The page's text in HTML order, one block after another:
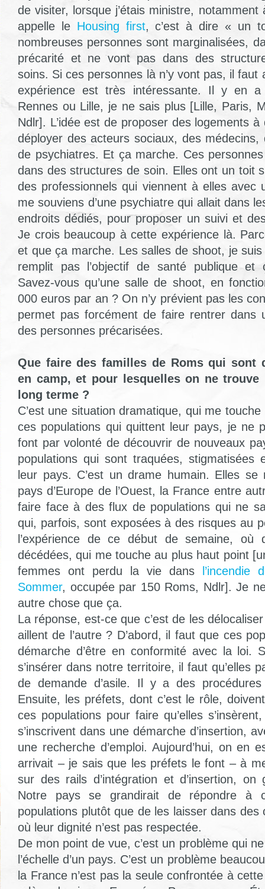
de visiter, lorsque j’étais ministre, notamment
appelle le Housing first, c’est à dire « un
nombreuses personnes sont marginalisées,
précarité et ne vont pas dans des
soins. Si ces personnes là n’y vont pas, il faut
expérience est très intéressante. Il y en
Rennes ou Lille, je ne sais plus [Lille, Paris,
Ndlr]. L’idée est de proposer des logements
déployer des acteurs sociaux, des médecins,
de psychiatres. Et ça marche. Ces
dans des structures de soin. Elles ont un toit
des professionnels qui viennent à elles avec
me souviens d’une psychiatre qui allait dans
endroits dédiés, pour proposer un suivi et
Je crois beaucoup à cette expérience là.
et que ça marche. Les salles de shoot, je
remplit pas l’objectif de santé publique
Savez-vous qu’une salle de shoot, en
000 euros par an ? On n’y prévient pas les
permet pas forcément de faire rentrer dans
des personnes précarisées.
Que faire des familles de Roms qui sont
en camp, et pour lesquelles on ne
long terme ?
C’est une situation dramatique, qui me
ces populations qui quittent leur pays, je ne
font par volonté de découvrir de nouveaux
populations qui sont traquées, stigmatisées
leur pays. C’est un drame humain. Elles se
pays d’Europe de l’Ouest, la France entre
faire face à des flux de populations qui ne
qui, parfois, sont exposées à des risques au
l’expérience de ce début de semaine, où
décédées, qui me touche au plus haut point
femmes ont perdu la vie dans l’incendie
Sommer, occupée par 150 Roms, Ndlr]. Je
autre chose que ça.
La réponse, est-ce que c’est de les délocaliser
aillent de l’autre ? D’abord, il faut que ces
démarche d’être en conformité avec la loi.
s’insérer dans notre territoire, il faut qu’elles
de demande d’asile. Il y a des
Ensuite, les préfets, dont c’est le rôle,
ces populations pour faire qu’elles
s’inscrivent dans une démarche d’insertion,
une recherche d’emploi. Aujourd’hui, on en
arrivait – je sais que les préfets le font – à
sur des rails d’intégration et d’insertion, on
Notre pays se grandirait de répondre à
populations plutôt que de les laisser dans des
où leur dignité n’est pas respectée.
De mon point de vue, c’est un problème qui
l’échelle d’un pays. C’est un problème
la France n’est pas la seule confrontée à